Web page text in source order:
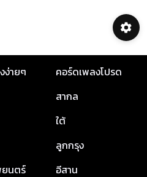
ง่ายๆ
คอร์ดเพลงโปรด
สากล
ใต้
ลูกกรุง
ยนตร์ อีสาน